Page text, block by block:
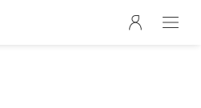
Menu
Abre